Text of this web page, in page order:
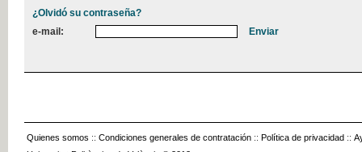
¿Olvidó su contraseña?
e-mail:
Quienes somos :: Condiciones generales de contratación :: Política de privacidad ::